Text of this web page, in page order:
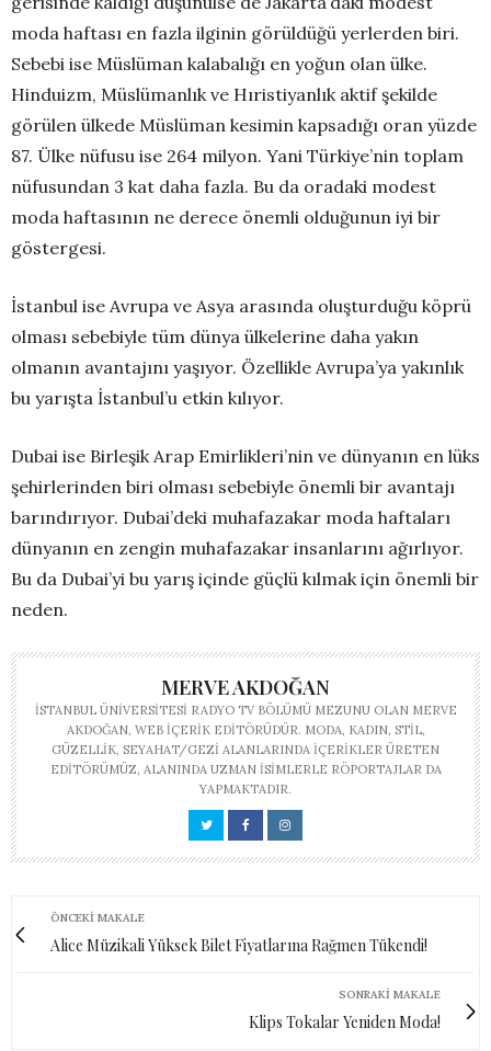
moda haftası en fazla ilginin görüldüğü yerlerden biri.
Sebebi ise Müslüman kalabalığı en yoğun olan ülke.
Hinduizm, Müslümanlık ve Hıristiyanlık aktif şekilde
görülen ülkede Müslüman kesimin kapsadığı oran yüzde
87. Ülke nüfusu ise 264 milyon. Yani Türkiye’nin toplam
nüfusundan 3 kat daha fazla. Bu da oradaki modest
moda haftasının ne derece önemli olduğunun iyi bir
göstergesi.
İstanbul ise Avrupa ve Asya arasında oluşturduğu köprü
olması sebebiyle tüm dünya ülkelerine daha yakın
olmanın avantajını yaşıyor. Özellikle Avrupa’ya yakınlık
bu yarışta İstanbul’u etkin kılıyor.
Dubai ise Birleşik Arap Emirlikleri’nin ve dünyanın en lüks
şehirlerinden biri olması sebebiyle önemli bir avantajı
barındırıyor. Dubai’deki muhafazakar moda haftaları
dünyanın en zengin muhafazakar insanlarını ağırlıyor.
Bu da Dubai’yi bu yarış içinde güçlü kılmak için önemli bir
neden.
MERVE AKDOĞAN
İSTANBUL ÜNIVERSITESI RADYO TV BÖLÜMÜ MEZUNU OLAN MERVE
AKDOĞAN, WEB IÇERIK EDITÖRÜDÜR. MODA, KADIN, STIL,
GÜZELLIK, SEYAHAT/GEZI ALANLARINDA IÇERIKLER ÜRETEN
EDITÖRÜMÜZ, ALANINDA UZMAN ISIMLERLE RÖPORTAJLAR DA
YAPMAKTADIR.
ÖNCEKI MAKALE
Alice Müzikali Yüksek Bilet Fiyatlarına Rağmen Tükendi!
SONRAKI MAKALE
Klips Tokalar Yeniden Moda!